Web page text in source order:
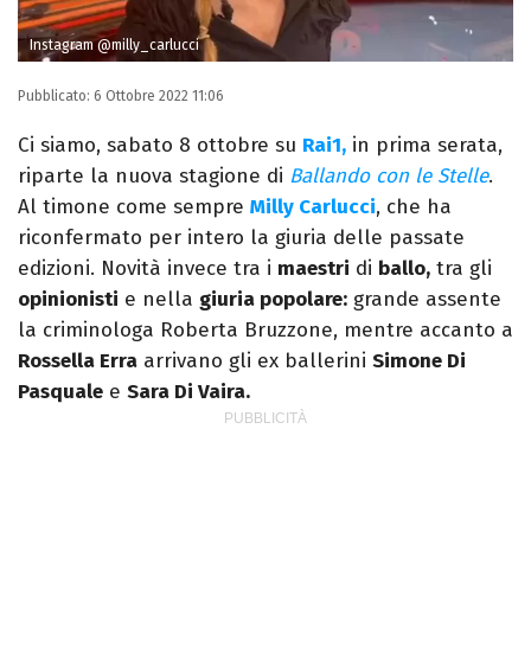
Instagram @milly_carlucci
Pubblicato: 6 Ottobre 2022 11:06
Ci siamo, sabato 8 ottobre su Rai1, in prima serata,
riparte la nuova stagione di Ballando con le Stelle.
Al timone come sempre Milly Carlucci, che ha
riconfermato per intero la giuria delle passate
edizioni. Novità invece tra i maestri di ballo, tra gli
opinionisti e nella giuria popolare: grande assente
la criminologa Roberta Bruzzone, mentre accanto a
Rossella Erra arrivano gli ex ballerini Simone Di
Pasquale e Sara Di Vaira.